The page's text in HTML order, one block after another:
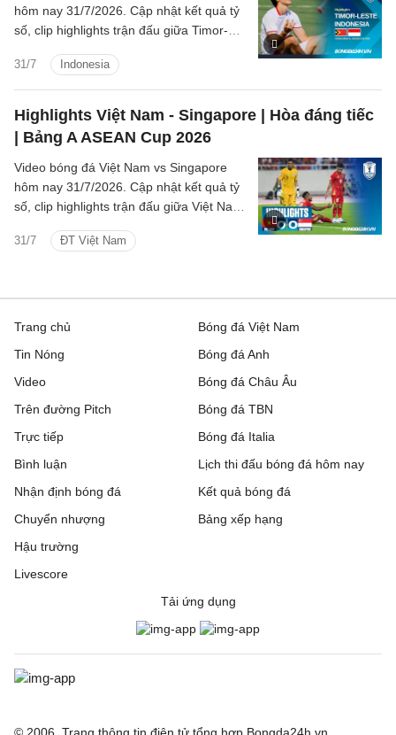
31/7 Indonesia
hôm nay 31/7/2026. Cập nhật kết quả tỷ
số, clip highlights trận đấu giữa Timor-
2026).
Highlights Việt Nam - Singapore | Hòa đáng tiếc
| Bảng A ASEAN Cup 2026
31/7 ĐT Việt Nam
Video bóng đá Việt Nam vs Singapore
hôm nay 31/7/2026. Cập nhật kết quả tỷ
số, clip highlights trận đấu giữa Việt Nam
Trang chủ
Tin Nóng
Video
Trên đường Pitch
Trực tiếp
Bóng đá Việt Nam
Bóng đá Anh
Bóng đá Châu Âu
Bóng đá TBN
Bóng đá Italia
Bình luận
Nhận định bóng đá
Chuyển nhượng
Hậu trường
Livescore
Lịch thi đấu bóng đá hôm nay
Kết quả bóng đá
Bảng xếp hạng
Tải ứng dụng